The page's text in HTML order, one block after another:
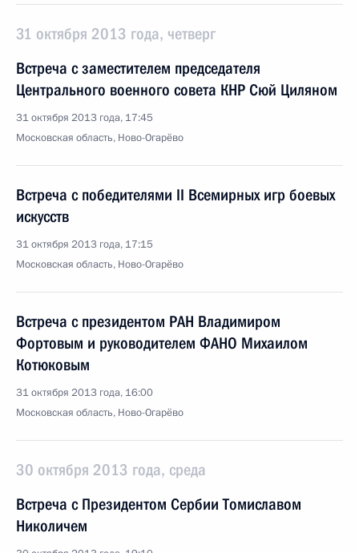
31 октября 2013 года, четверг
Встреча с заместителем председателя
Центрального военного совета КНР Сюй Циляном
31 октября 2013 года, 17:45
Московская область, Ново-Огарёво
Встреча с победителями II Всемирных игр боевых
искусств
31 октября 2013 года, 17:15
Московская область, Ново-Огарёво
Встреча с президентом РАН Владимиром
Фортовым и руководителем ФАНО Михаилом
Котюковым
31 октября 2013 года, 16:00
Московская область, Ново-Огарёво
30 октября 2013 года, среда
Встреча с Президентом Сербии Томиславом
Николичем